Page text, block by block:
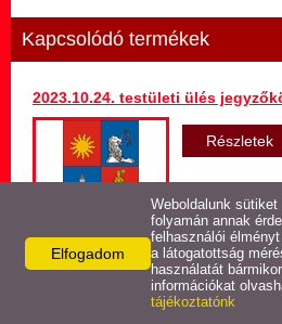
Képviselő-testületi ülések
Egészségügyi ellátás
Egyéb szolgáltatások
Látnivalók
Kapcsolódó termékek
2023.10.24. testületi ülés
Részletek
Vissza az előző
Elfogadom
Weboldalunk
folyamán annak
felhasználói
a látogatottság
használatát
információkat
tájékoztatónk